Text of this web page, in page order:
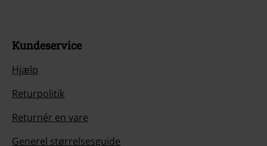
Kundeservice
Hjælp
Returpolitik
Returnér en vare
Generel størrelsesguide